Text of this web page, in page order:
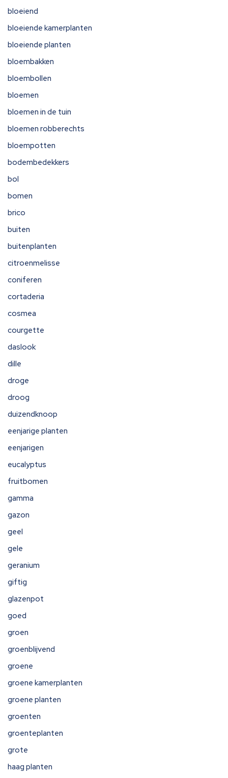
bloeiend
bloeiende kamerplanten
bloeiende planten
bloembakken
bloembollen
bloemen
bloemen in de tuin
bloemen robberechts
bloempotten
bodembedekkers
bol
bomen
brico
buiten
buitenplanten
citroenmelisse
coniferen
cortaderia
cosmea
courgette
daslook
dille
droge
droog
duizendknoop
eenjarige planten
eenjarigen
eucalyptus
fruitbomen
gamma
gazon
geel
gele
geranium
giftig
glazenpot
goed
groen
groenblijvend
groene
groene kamerplanten
groene planten
groenten
groenteplanten
grote
haag planten